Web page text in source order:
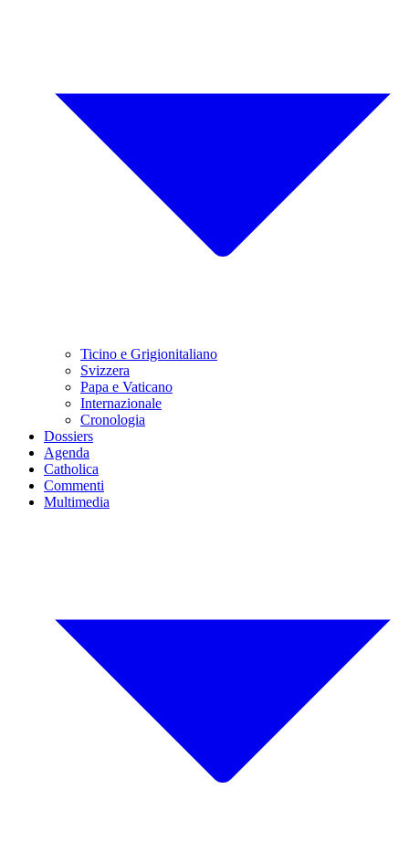
Ticino e Grigionitaliano
Svizzera
Papa e Vaticano
Internazionale
Cronologia
Dossiers
Agenda
Catholica
Commenti
Multimedia